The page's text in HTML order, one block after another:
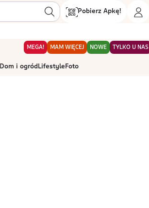
Pobierz Apkę!
MEGA! MAM WIĘCEJ NOWE TYLKO U NAS
Dom i ogród Lifestyle Foto